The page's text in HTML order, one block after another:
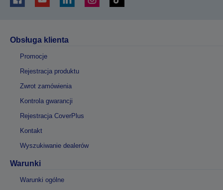
Obsługa klienta
Promocje
Rejestracja produktu
Zwrot zamówienia
Kontrola gwarancji
Rejestracja CoverPlus
Kontakt
Wyszukiwanie dealerów
Warunki
Warunki ogólne